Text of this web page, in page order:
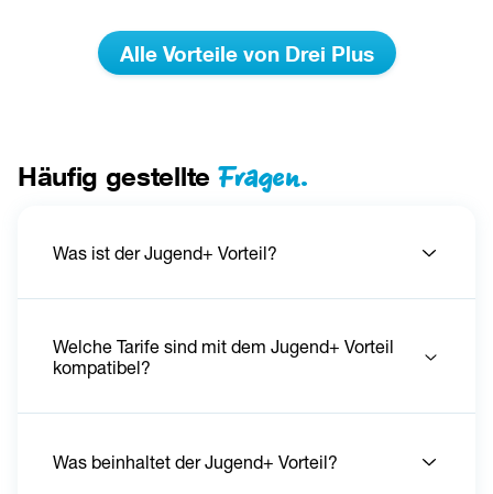
Unlimited Mix: 10% Rabatt auf die monatlichen Grundentgelte
Alle Vorteile von Drei Plus
Häufig gestellte Fragen.
Was ist der Jugend+ Vorteil?
Welche Tarife sind mit dem Jugend+ Vorteil
kompatibel?
Was beinhaltet der Jugend+ Vorteil?